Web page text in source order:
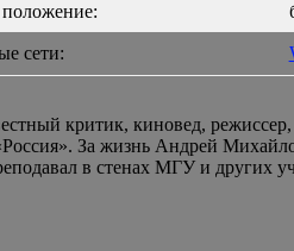
сети:
критик, киновед,
За жизнь Андрей
в стенах МГУ и других